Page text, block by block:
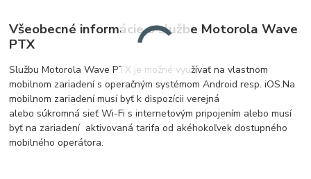
Všeobecné informácie o službe Motorola Wave
PTX
Službu Motorola Wave PTX je možnévyužívaťna vlastnom
mobilnom zariadení s operačným systémom Androidresp. iOS.Na
mobilnom zariadení musí byťkdispozíciiverejná
alebo súkromná sieť Wi-Fi sinternetovýmpripojením alebo musí
byťna zariadení aktivovaná tarifa od akéhokoľvekdostupného
mobilnéhooperátora.